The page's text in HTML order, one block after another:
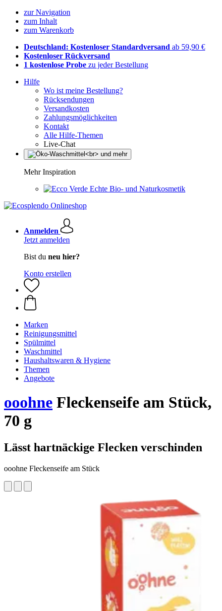
zur Navigation
zum Inhalt
zum Warenkorb
Deutschland: Kostenloser Standardversand ab 59,90 €
Kostenloser Rückversand
1 kostenlose Probe zu jeder Bestellung
Hilfe
Wo ist meine Bestellung?
Rücksendungen
Versandkosten
Zahlungsmöglichkeiten
Kontakt
Alle Hilfe-Themen
Live-Chat
Mehr Inspiration
Echte Bio- und Naturkosmetik
Anmelden
Jetzt anmelden
Bist du neu hier?
Konto erstellen
Marken
Reinigungsmittel
Spülmittel
Waschmittel
Haushaltswaren & Hygiene
Themen
Angebote
ooohne Fleckenseife am Stück,
70 g
Lässt hartnäckige Flecken verschinden
ooohne Fleckenseife am Stück